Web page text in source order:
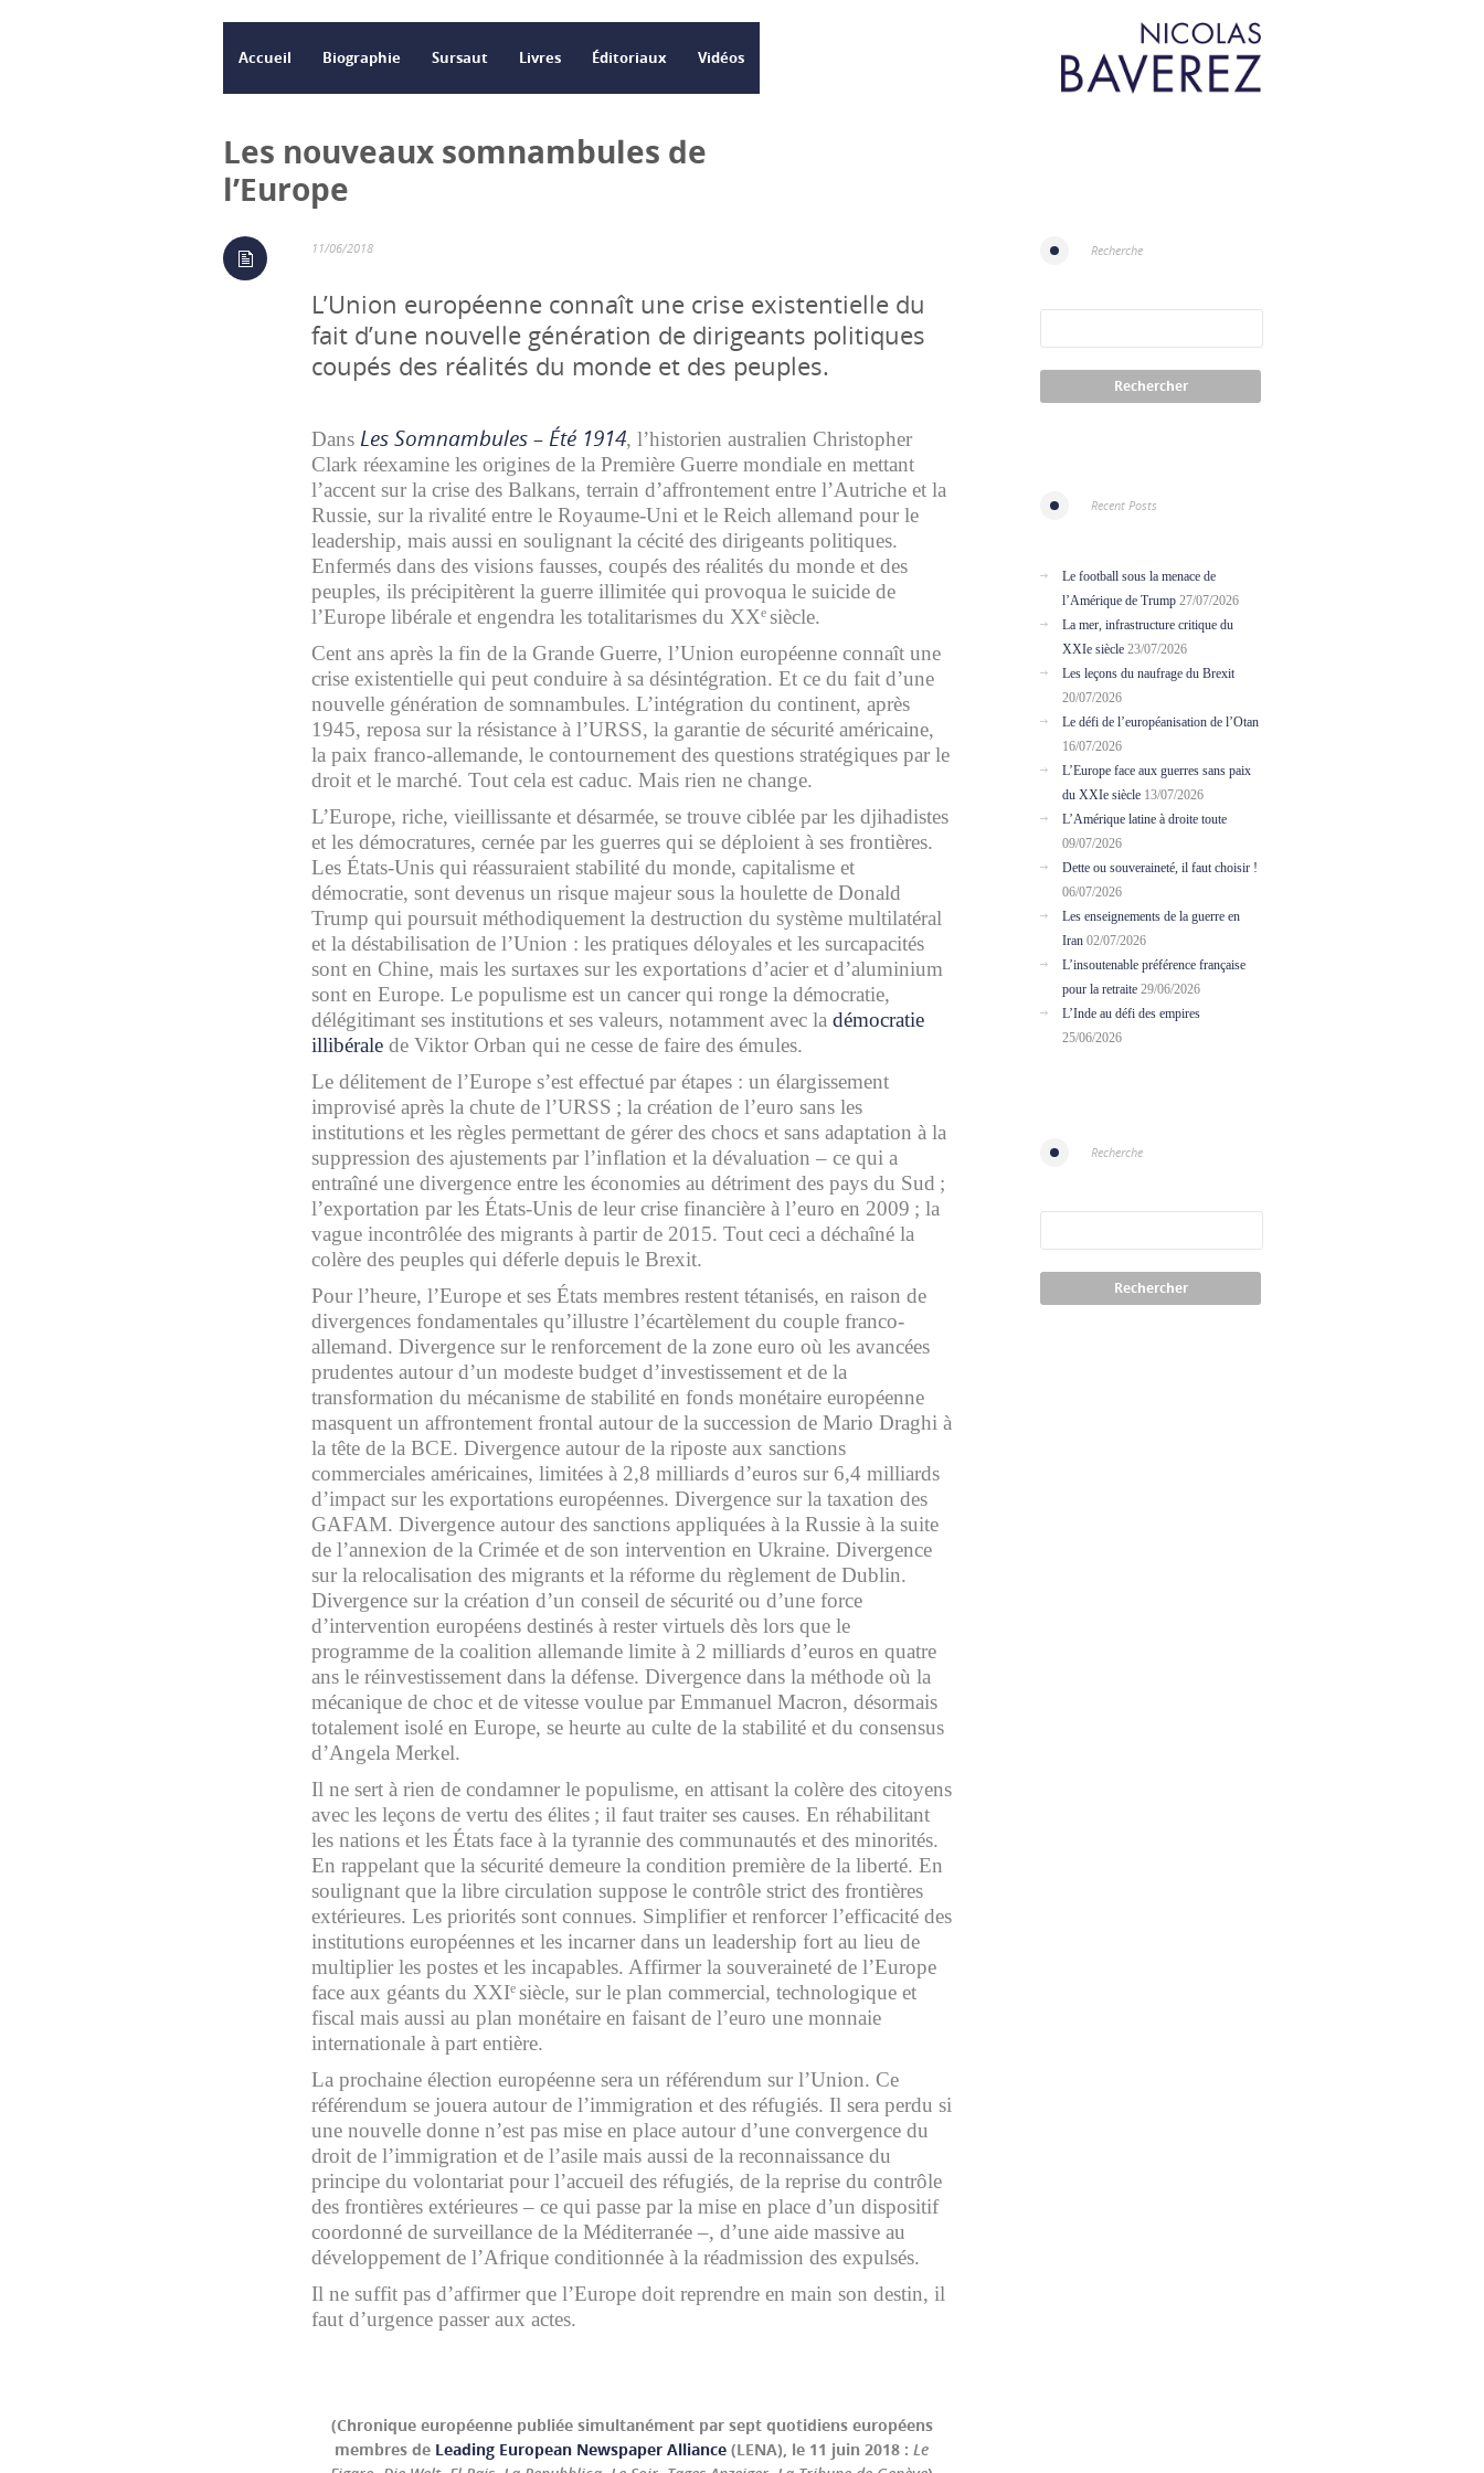
Accueil Biographie Sursaut Livres Éditoriaux Vidéos
Les nouveaux somnambules de
l’Europe
11/06/2018
L’Union européenne connaît une crise existentielle du
fait d’une nouvelle génération de dirigeants politiques
coupés des réalités du monde et des peuples.
Dans Les Somnambules – Été 1914, l’historien australien Christopher
Clark réexamine les origines de la Première Guerre mondiale en mettant
l’accent sur la crise des Balkans, terrain d’affrontement entre l’Autriche et la
Russie, sur la rivalité entre le Royaume-Uni et le Reich allemand pour le
leadership, mais aussi en soulignant la cécité des dirigeants politiques.
Enfermés dans des visions fausses, coupés des réalités du monde et des
peuples, ils précipitèrent la guerre illimitée qui provoqua le suicide de
l’Europe libérale et engendra les totalitarismes du XXe siècle.
Cent ans après la fin de la Grande Guerre, l’Union européenne connaît une
crise existentielle qui peut conduire à sa désintégration. Et ce du fait d’une
nouvelle génération de somnambules. L’intégration du continent, après
1945, reposa sur la résistance à l’URSS, la garantie de sécurité américaine,
la paix franco-allemande, le contournement des questions stratégiques par le
droit et le marché. Tout cela est caduc. Mais rien ne change.
L’Europe, riche, vieillissante et désarmée, se trouve ciblée par les djihadistes
et les démocratures, cernée par les guerres qui se déploient à ses frontières.
Les États-Unis qui réassuraient stabilité du monde, capitalisme et
démocratie, sont devenus un risque majeur sous la houlette de Donald
Trump qui poursuit méthodiquement la destruction du système multilatéral
et la déstabilisation de l’Union : les pratiques déloyales et les surcapacités
sont en Chine, mais les surtaxes sur les exportations d’acier et d’aluminium
sont en Europe. Le populisme est un cancer qui ronge la démocratie,
délégitimant ses institutions et ses valeurs, notamment avec la démocratie
illibérale de Viktor Orban qui ne cesse de faire des émules.
Le délitement de l’Europe s’est effectué par étapes : un élargissement
improvisé après la chute de l’URSS ; la création de l’euro sans les
institutions et les règles permettant de gérer des chocs et sans adaptation à la
suppression des ajustements par l’inflation et la dévaluation – ce qui a
entraîné une divergence entre les économies au détriment des pays du Sud ;
l’exportation par les États-Unis de leur crise financière à l’euro en 2009 ; la
vague incontrôlée des migrants à partir de 2015. Tout ceci a déchaîné la
colère des peuples qui déferle depuis le Brexit.
Pour l’heure, l’Europe et ses États membres restent tétanisés, en raison de
divergences fondamentales qu’illustre l’écartèlement du couple franco-
allemand. Divergence sur le renforcement de la zone euro où les avancées
prudentes autour d’un modeste budget d’investissement et de la
transformation du mécanisme de stabilité en fonds monétaire européenne
masquent un affrontement frontal autour de la succession de Mario Draghi à
la tête de la BCE. Divergence autour de la riposte aux sanctions
commerciales américaines, limitées à 2,8 milliards d’euros sur 6,4 milliards
d’impact sur les exportations européennes. Divergence sur la taxation des
GAFAM. Divergence autour des sanctions appliquées à la Russie à la suite
de l’annexion de la Crimée et de son intervention en Ukraine. Divergence
sur la relocalisation des migrants et la réforme du règlement de Dublin.
Divergence sur la création d’un conseil de sécurité ou d’une force
d’intervention européens destinés à rester virtuels dès lors que le
programme de la coalition allemande limite à 2 milliards d’euros en quatre
ans le réinvestissement dans la défense. Divergence dans la méthode où la
mécanique de choc et de vitesse voulue par Emmanuel Macron, désormais
totalement isolé en Europe, se heurte au culte de la stabilité et du consensus
d’Angela Merkel.
Il ne sert à rien de condamner le populisme, en attisant la colère des citoyens
avec les leçons de vertu des élites ; il faut traiter ses causes. En réhabilitant
les nations et les États face à la tyrannie des communautés et des minorités.
En rappelant que la sécurité demeure la condition première de la liberté. En
soulignant que la libre circulation suppose le contrôle strict des frontières
extérieures. Les priorités sont connues. Simplifier et renforcer l’efficacité des
institutions européennes et les incarner dans un leadership fort au lieu de
multiplier les postes et les incapables. Affirmer la souveraineté de l’Europe
face aux géants du XXIe siècle, sur le plan commercial, technologique et
fiscal mais aussi au plan monétaire en faisant de l’euro une monnaie
internationale à part entière.
La prochaine élection européenne sera un référendum sur l’Union. Ce
référendum se jouera autour de l’immigration et des réfugiés. Il sera perdu si
une nouvelle donne n’est pas mise en place autour d’une convergence du
droit de l’immigration et de l’asile mais aussi de la reconnaissance du
principe du volontariat pour l’accueil des réfugiés, de la reprise du contrôle
des frontières extérieures – ce qui passe par la mise en place d’un dispositif
coordonné de surveillance de la Méditerranée –, d’une aide massive au
développement de l’Afrique conditionnée à la réadmission des expulsés.
Il ne suffit pas d’affirmer que l’Europe doit reprendre en main son destin, il
faut d’urgence passer aux actes.
(Chronique européenne publiée simultanément par sept quotidiens européens
membres de Leading European Newspaper Alliance (LENA), le 11 juin 2018 : Le
Recherche
Recent Posts
Le football sous la menace de
l’Amérique de Trump 27/07/2026
La mer, infrastructure critique du
XXIe siècle 23/07/2026
Les leçons du naufrage du Brexit
20/07/2026
Le défi de l’européanisation de l’Otan
16/07/2026
L’Europe face aux guerres sans paix
du XXIe siècle 13/07/2026
L’Amérique latine à droite toute
09/07/2026
Dette ou souveraineté, il faut choisir !
06/07/2026
Les enseignements de la guerre en
Iran 02/07/2026
L’insoutenable préférence française
pour la retraite 29/06/2026
L’Inde au défi des empires
25/06/2026
Recherche